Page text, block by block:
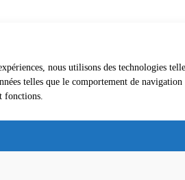
nous utilisons des technologies
telles que le comportement de
fonctions.